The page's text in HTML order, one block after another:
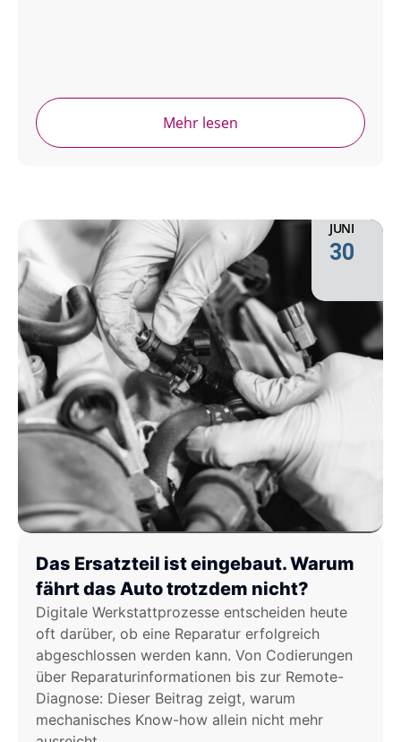
Mehr lesen
JUNI
30
Das Ersatzteil ist eingebaut. Warum
fährt das Auto trotzdem nicht?
Digitale Werkstattprozesse entscheiden heute
oft darüber, ob eine Reparatur erfolgreich
abgeschlossen werden kann. Von Codierungen
über Reparaturinformationen bis zur Remote-
Diagnose: Dieser Beitrag zeigt, warum
mechanisches Know-how allein nicht mehr